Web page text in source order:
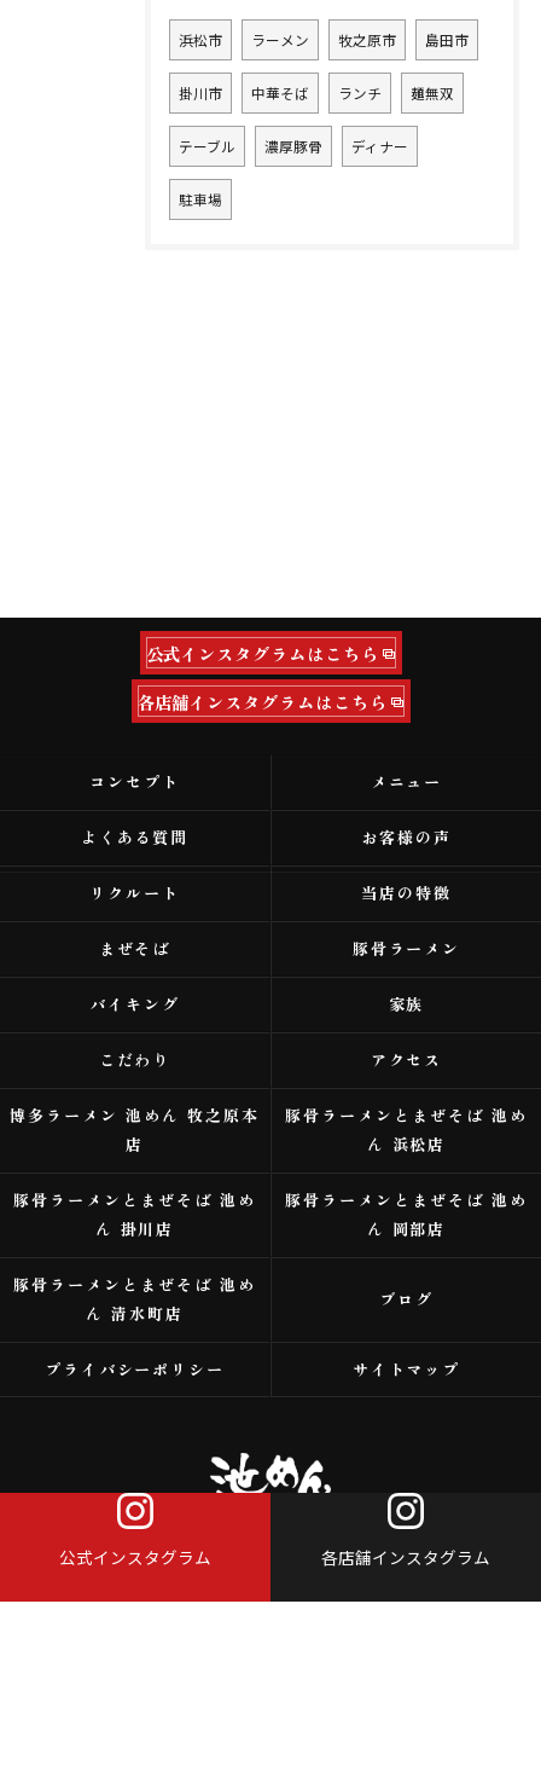
浜松市 ラーメン 牧之原市 島田市
掛川市 中華そば ランチ 麺無双
テーブル 濃厚豚骨 ディナー
駐車場
公式インスタグラム 各店舗インスタグラム
公式インスタグラムはこちら
各店舗インスタグラムはこちら
コンセプト メニュー
よくある質問 お客様の声
リクルート 当店の特徴
まぜそば 豚骨ラーメン
バイキング 家族
こだわり アクセス
博多ラーメン 池めん 牧之原本
店
豚骨ラーメンとまぜそば 池め
ん 浜松店
豚骨ラーメンとまぜそば 池め
ん 掛川店
豚骨ラーメンとまぜそば 池め
ん 岡部店
豚骨ラーメンとまぜそば 池め
ん 清水町店
ブログ
プライバシーポリシー サイトマップ